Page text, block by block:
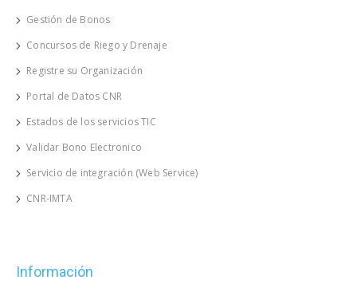
Gestión de Bonos
Concursos de Riego y Drenaje
Registre su Organización
Portal de Datos CNR
Estados de los servicios TIC
Validar Bono Electronico
Servicio de integración (Web Service)
CNR-IMTA
Información